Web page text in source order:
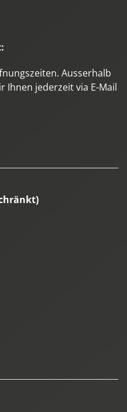
Ausserhalb
Ihnen jederzeit via E-Mail